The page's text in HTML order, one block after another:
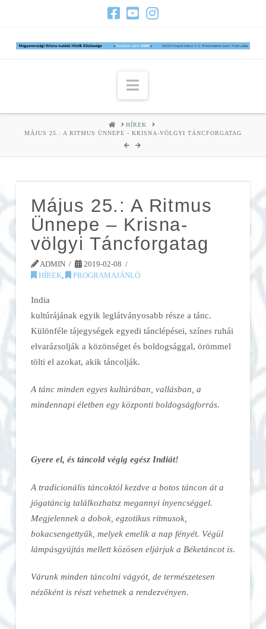
Navigation
HOMEHÍREK
MÁJUS 25.: A RITMUS ÜNNEPE - KRISNA-VÖLGYI TÁNCFORGATAG
Május 25.: A Ritmus
Ünnepe – Krisna-
völgyi Táncforgatag
ADMIN
2019-02-08
HÍREK, PROGRAMAJÁNLÓ
India
kultúrájának egyik leglátványosabb része a tánc.
Különféle tájegységek egyedi tánclépései, színes ruhái
elvarázsolják a közönséget és boldogsággal, örömmel
tölti el azokat, akik táncolják.
A tánc minden egyes kultúrában, vallásban, a
mindennapi életben egy központi boldogságforrás.
Gyere el, és táncold végig egész Indiát!
A tradicionális táncoktól kezdve a botos táncon át a
jógatáncig találkozhatsz megannyi ínyencséggel.
Megjelennek a dobok, egzotikus ritmusok,
bokacsengettyűk, melyek emelik a nap fényét. Végül
lámpásgyújtás mellett közösen eljárjuk a Béketáncot is.
Várunk minden táncolni vágyót, de természetesen
nézőként is részt vehetnek a rendezvényen.